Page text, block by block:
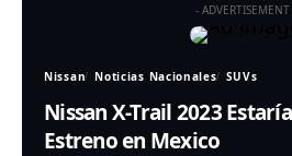
-
Nissan Noticias Nacionales SUVs
Nissan X-Trail 2023
Estreno en Mexico